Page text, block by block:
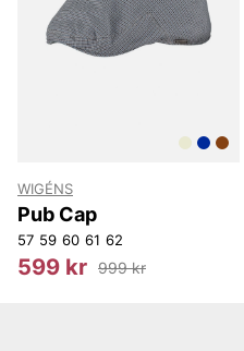
WIGÉNS
Pub Cap
57 59 60 61 62
599 kr 999 kr